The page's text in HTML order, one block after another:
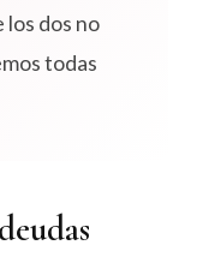
los dos no
todas